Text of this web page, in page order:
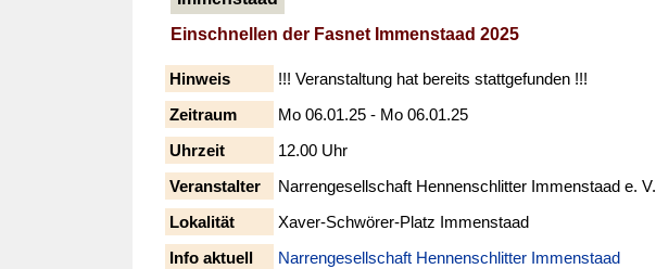
Einschnellen der Fasnet Immenstaad 2025
Hinweis
!!! Veranstaltung hat bereits stattgefunden !!!
Zeitraum
Mo 06.01.25 - Mo 06.01.25
Uhrzeit
12.00 Uhr
Veranstalter
Narrengesellschaft Hennenschlitter Immenstaad e. V.
Lokalität
Xaver-Schwörer-Platz Immenstaad
Info aktuell
Narrengesellschaft Hennenschlitter Immenstaad